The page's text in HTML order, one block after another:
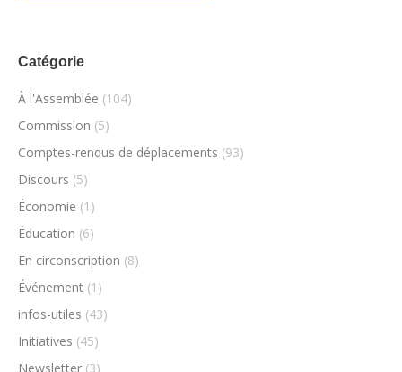
Catégorie
À l'Assemblée (104)
Commission (5)
Comptes-rendus de déplacements (93)
Discours (5)
Économie (1)
Éducation (6)
En circonscription (8)
Événement (1)
infos-utiles (43)
Initiatives (45)
Newsletter (3)